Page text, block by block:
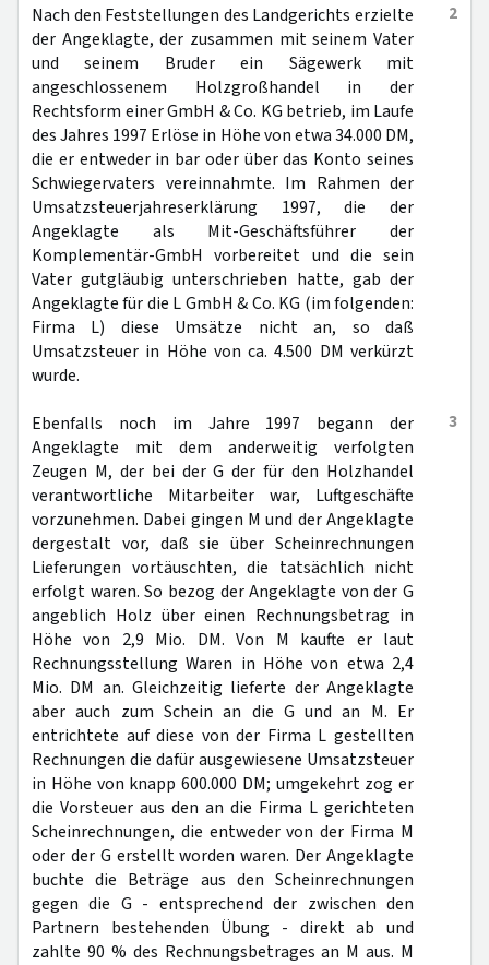
2
Nach den Feststellungen des Landgerichts erzielte
der Angeklagte, der zusammen mit seinem Vater
und seinem Bruder ein Sägewerk mit
angeschlossenem Holzgroßhandel in der
Rechtsform einer GmbH & Co. KG betrieb, im Laufe
des Jahres 1997 Erlöse in Höhe von etwa 34.000 DM,
die er entweder in bar oder über das Konto seines
Schwiegervaters vereinnahmte. Im Rahmen der
Umsatzsteuerjahreserklärung 1997, die der
Angeklagte als Mit-Geschäftsführer der
Komplementär-GmbH vorbereitet und die sein
Vater gutgläubig unterschrieben hatte, gab der
Angeklagte für die L GmbH & Co. KG (im folgenden:
Firma L) diese Umsätze nicht an, so daß
Umsatzsteuer in Höhe von ca. 4.500 DM verkürzt
wurde.
3
Ebenfalls noch im Jahre 1997 begann der
Angeklagte mit dem anderweitig verfolgten
Zeugen M, der bei der G der für den Holzhandel
verantwortliche Mitarbeiter war, Luftgeschäfte
vorzunehmen. Dabei gingen M und der Angeklagte
dergestalt vor, daß sie über Scheinrechnungen
Lieferungen vortäuschten, die tatsächlich nicht
erfolgt waren. So bezog der Angeklagte von der G
angeblich Holz über einen Rechnungsbetrag in
Höhe von 2,9 Mio. DM. Von M kaufte er laut
Rechnungsstellung Waren in Höhe von etwa 2,4
Mio. DM an. Gleichzeitig lieferte der Angeklagte
aber auch zum Schein an die G und an M. Er
entrichtete auf diese von der Firma L gestellten
Rechnungen die dafür ausgewiesene Umsatzsteuer
in Höhe von knapp 600.000 DM; umgekehrt zog er
die Vorsteuer aus den an die Firma L gerichteten
Scheinrechnungen, die entweder von der Firma M
oder der G erstellt worden waren. Der Angeklagte
buchte die Beträge aus den Scheinrechnungen
gegen die G - entsprechend der zwischen den
Partnern bestehenden Übung - direkt ab und
zahlte 90 % des Rechnungsbetrages an M aus. M